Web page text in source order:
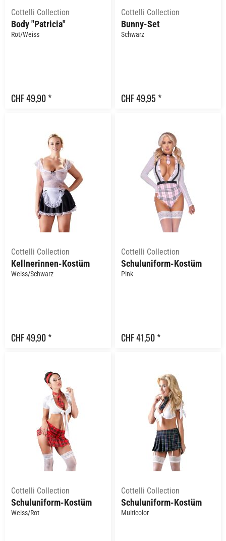
Cottelli Collection
Body "Patricia"
Rot/Weiss
CHF 49,90 *
Cottelli Collection
Bunny-Set
Schwarz
CHF 49,95 *
Cottelli Collection
Kellnerinnen-Kostüm
Weiss/Schwarz
CHF 49,90 *
Cottelli Collection
Schuluniform-Kostüm
Pink
CHF 41,50 *
Cottelli Collection
Schuluniform-Kostüm
Weiss/Rot
Cottelli Collection
Schuluniform-Kostüm
Multicolor